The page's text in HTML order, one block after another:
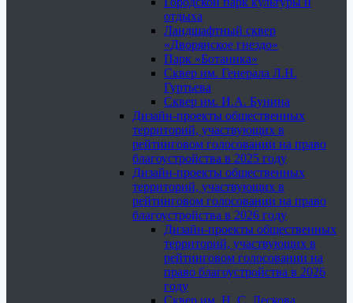
отдыха
Ландшафтный сквер
«Дворянское гнездо»
Парк «Ботаника»
Сквер им. Генерала Л.Н.
Гуртьева
Сквер им. И.А. Бунина
Дизайн-проекты общественных
территорий, участвующих в
рейтинговом голосовании на право
благоустройства в 2025 году
Дизайн-проекты общественных
территорий, участвующих в
рейтинговом голосовании на право
благоустройства в 2026 году
Дизайн-проекты общественных
территорий, участвующих в
рейтинговом голосовании на
право благоустройства в 2026
году
Сквер им. Н. С. Лескова